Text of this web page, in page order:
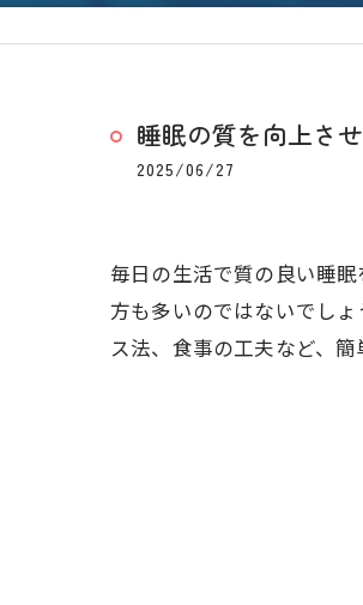
睡眠の質を向上さ
2025/06/27
毎日の生活で質の良い睡
方も多いのではないでし
ス法、食事の工夫など、